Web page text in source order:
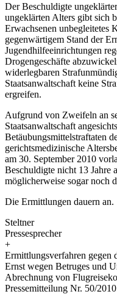
Der Beschuldigte
ungeklärten Alters gibt sich
Erwachsenen unbegleitetes
gegenwärtigem Stand der
Jugendhilfeeinrichtungen
Drogengeschäfte
widerlegbaren
Staatsanwaltschaft keine
ergreifen.
Aufgrund von Zweifeln an
Staatsanwaltschaft
Betäubungsmittelstraftaten
gerichtsmedizinische
am 30. September 2010
Beschuldigte nicht 13 Jahre
möglicherweise sogar noch
Die Ermittlungen dauern an.
Steltner
Pressesprecher
+
Ermittlungsverfahren gegen
Ernst wegen Betruges und
Abrechnung von
Pressemitteilung Nr. 50/